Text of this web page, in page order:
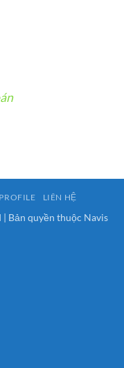
PROFILE LIÊN HỆ
Bản quyền thuộc Navis